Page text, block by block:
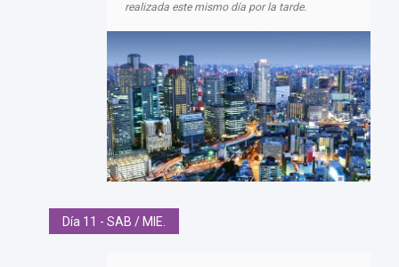
realizada este mismo día por la tarde.
Día 11 - SAB / MIE.